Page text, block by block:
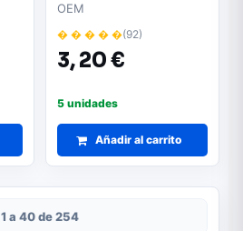
OEM
� � � � �(92)
3,20 €
5 unidades
Añadir al carrito
1 a 40 de 254